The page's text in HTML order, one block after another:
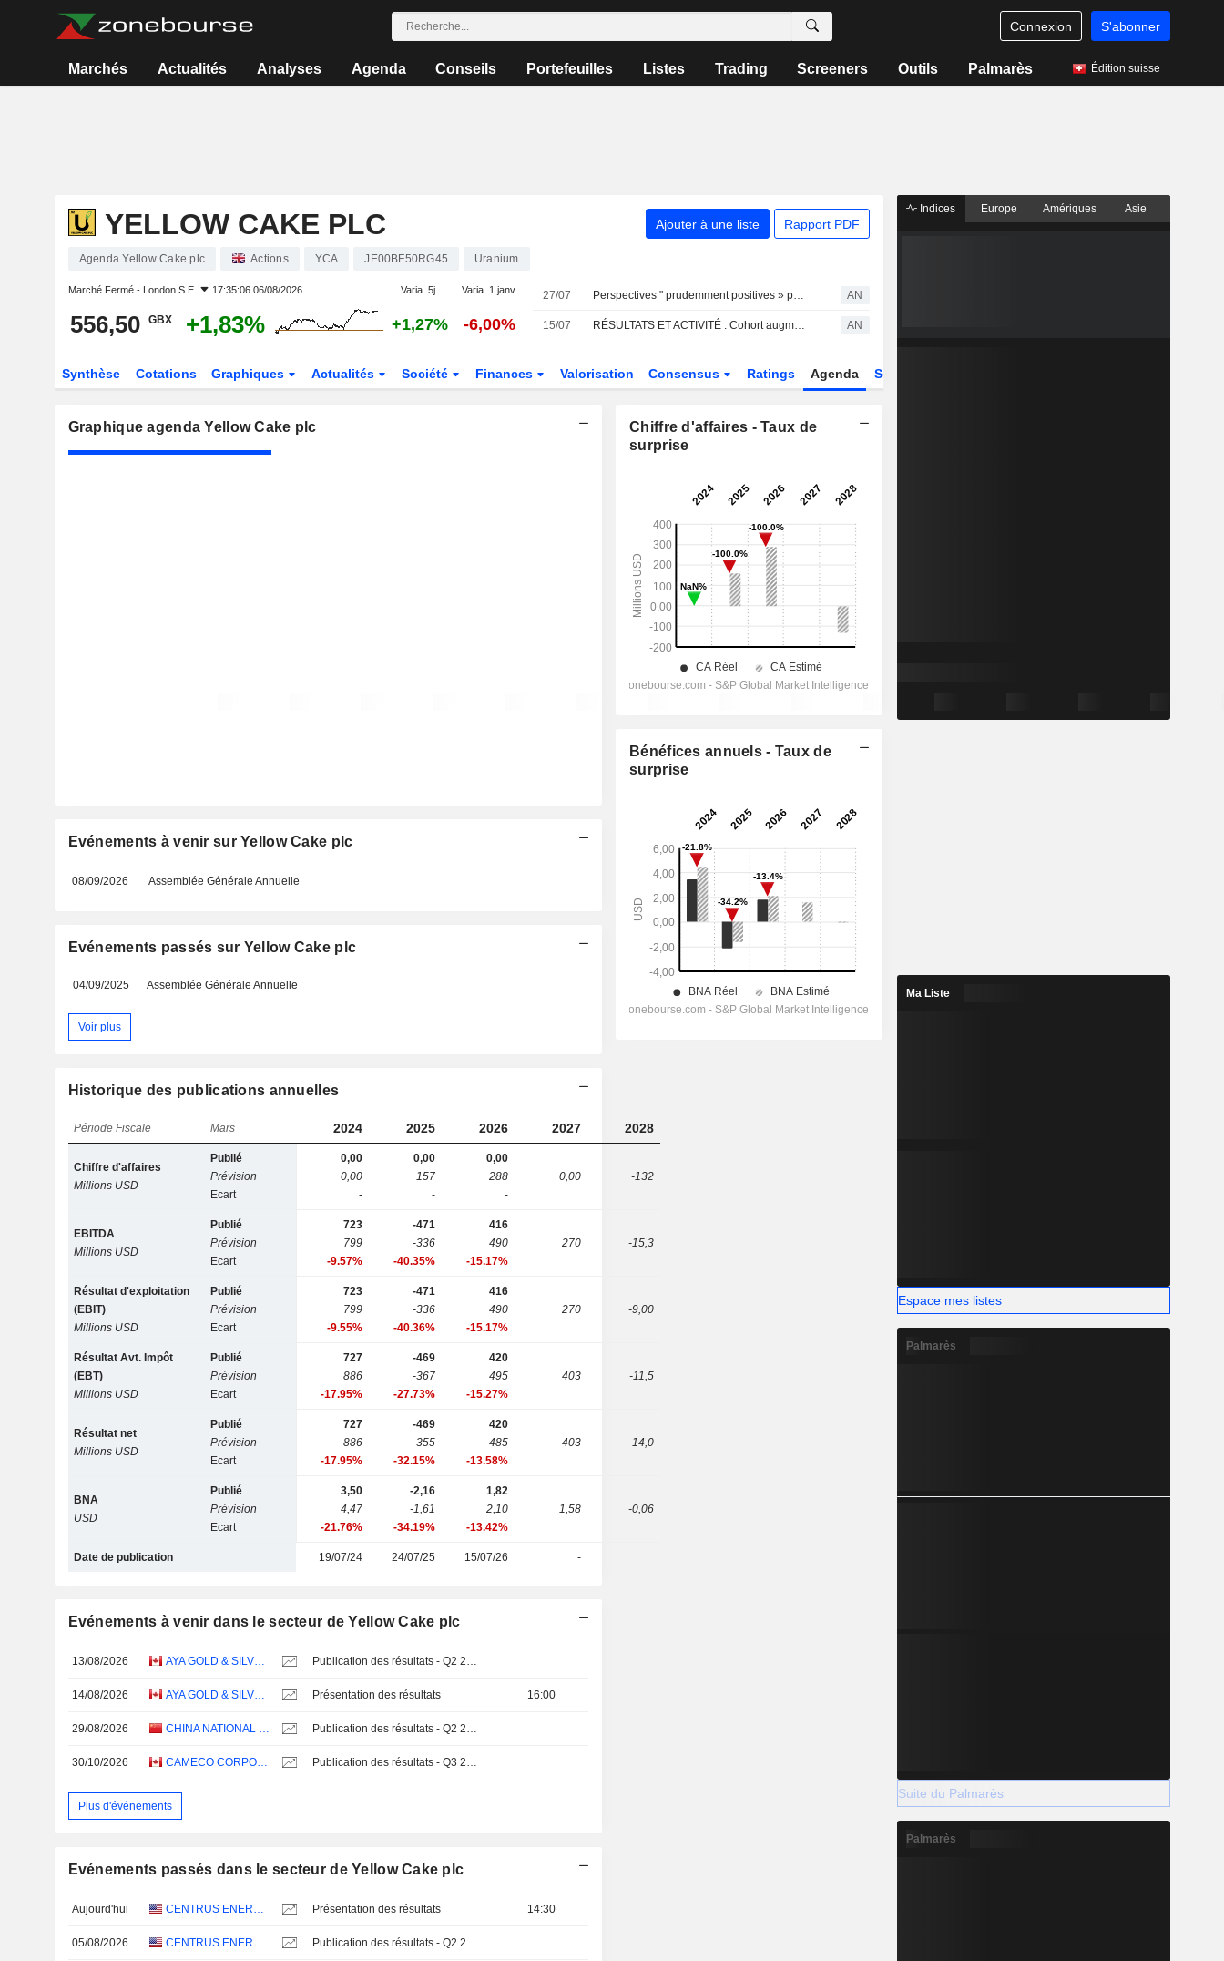
Connexion S'abonner
Marchés Actualités Analyses Agenda Conseils Portefeuilles Listes Trading Screeners Outils Palmarès Édition suisse
YELLOW CAKE PLC Ajouter à une liste Rapport PDF
Agenda Yellow Cake plc Actions YCA JE00BF50RG45 Uranium
Marché Fermé - London S.E. 17:35:06 06/08/2026 Varia. 5j. Varia. 1 janv.
556,50 GBX +1,83% +1,27% -6,00%
27/07 Perspectives " prudemment positives » pour le marché de Yellow Cake face à la croissance de la demande AN
15/07 RÉSULTATS ET ACTIVITÉ : Cohort augmente son dividende ; le bénéfice d'Audioboom progresse AN
Synthèse Cotations Graphiques Actualités Société Finances Valorisation Consensus Ratings Agenda Secteur
Graphique agenda Yellow Cake plc
Evénements à venir sur Yellow Cake plc
08/09/2026 Assemblée Générale Annuelle
Evénements passés sur Yellow Cake plc
04/09/2025 Assemblée Générale Annuelle
Voir plus
Historique des publications annuelles
Période Fiscale Mars 2024 2025 2026 2027 2028
Chiffre d'affaires
Millions USD
Publié
Prévision
Ecart
0,00
0,00
-
0,00
157
-
0,00
288
-
0,00 -132
EBITDA
Millions USD
Publié
Prévision
Ecart
723
799
-9.57%
-471
-336
-40.35%
416
490
-15.17%
270 -15,3
Résultat d'exploitation
(EBIT)
Millions USD
Publié
Prévision
Ecart
723
799
-9.55%
-471
-336
-40.36%
416
490
-15.17%
270 -9,00
Résultat Avt. Impôt
(EBT)
Millions USD
Publié
Prévision
Ecart
727
886
-17.95%
-469
-367
-27.73%
420
495
-15.27%
403 -11,5
Résultat net
Millions USD
Publié
Prévision
Ecart
727
886
-17.95%
-469
-355
-32.15%
420
485
-13.58%
403 -14,0
BNA
USD
Publié
Prévision
Ecart
3,50
4,47
-21.76%
-2,16
-1,61
-34.19%
1,82
2,10
-13.42%
1,58 -0,06
Date de publication 19/07/24 24/07/25 15/07/26 -
Evénements à venir dans le secteur de Yellow Cake plc
13/08/2026 AYA GOLD & SILVER INC. Publication des résultats - Q2 2026
14/08/2026 AYA GOLD & SILVER INC. Présentation des résultats 16:00
29/08/2026 CHINA NATIONAL URANIUM CO., LTD. Publication des résultats - Q2 2026
30/10/2026 CAMECO CORPORATION Publication des résultats - Q3 2026
Plus d'événements
Evénements passés dans le secteur de Yellow Cake plc
Aujourd'hui CENTRUS ENERGY CORP. Présentation des résultats 14:30
05/08/2026 CENTRUS ENERGY CORP. Publication des résultats - Q2 2026
Chiffre d'affaires - Taux de
surprise
Bénéfices annuels - Taux de
surprise
Indices Europe Amériques Asie
Ma Liste
Espace mes listes
Palmarès
Suite du Palmarès
Palmarès